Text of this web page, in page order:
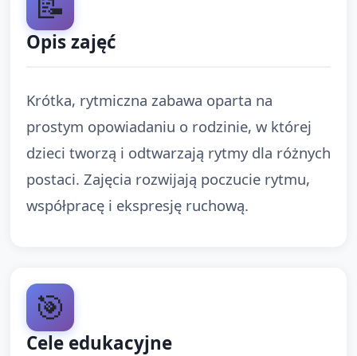
Opis zajęć
Krótka, rytmiczna zabawa oparta na
prostym opowiadaniu o rodzinie, w której
dzieci tworzą i odtwarzają rytmy dla różnych
postaci. Zajęcia rozwijają poczucie rytmu,
współpracę i ekspresję ruchową.
🎯
Cele edukacyjne